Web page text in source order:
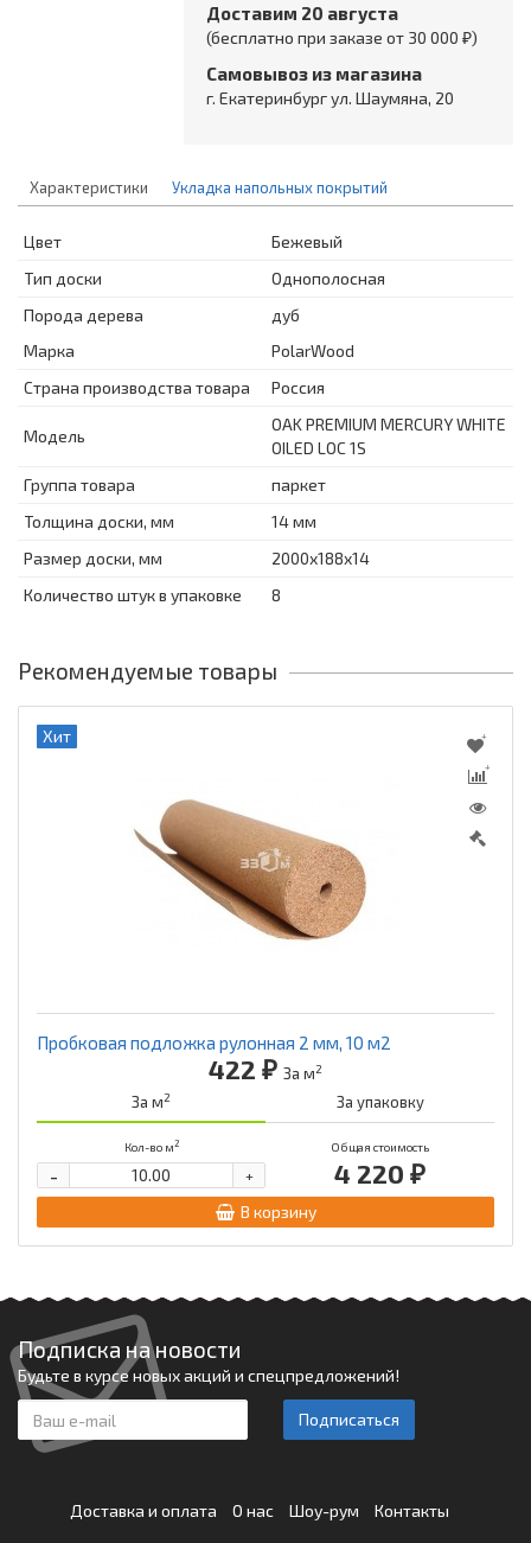
Доставим 20 августа
(бесплатно при заказе от 30 000 ₽)
Самовывоз из магазина
г. Екатеринбург ул. Шаумяна, 20
Характеристики Укладка напольных покрытий
Цвет
Бежевый
Тип доски
Однополосная
Порода дерева
дуб
Марка
PolarWood
Страна производства товара
Россия
Модель
OAK PREMIUM MERCURY WHITE
OILED LOC 1S
Группа товара
паркет
Толщина доски, мм
14 мм
Размер доски, мм
2000х188х14
Количество штук в упаковке
8
Рекомендуемые товары
Хит
Пробковая подложка рулонная 2 мм, 10 м2
422 ₽ За м2
За м2 За упаковку
Кол-во м2 Общая стоимость
4 220 ₽
+
-
В корзину
Подписка на новости
Будьте в курсе новых акций и спецпредложений!
Подписаться
Доставка и оплата О нас Шоу-рум Контакты